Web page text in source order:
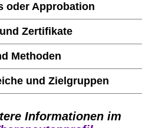
oder Approbation
Zertifikate
Methoden
und Zielgruppen
Informationen im